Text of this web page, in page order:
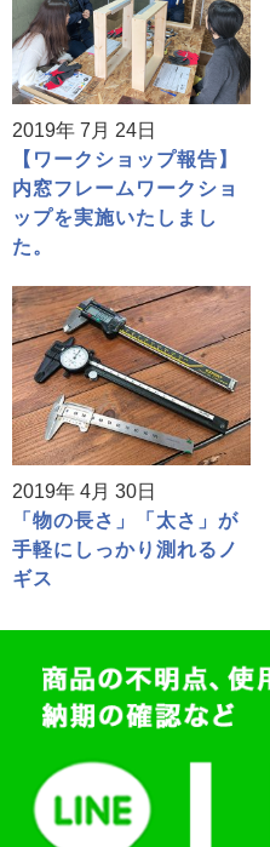
2019年 7月 24日
【ワークショップ報告】
内窓フレームワークショ
ップを実施いたしまし
た。
2019年 4月 30日
「物の長さ」「太さ」が
手軽にしっかり測れるノ
ギス